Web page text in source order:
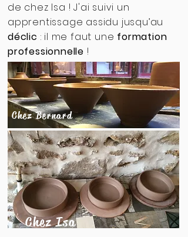
de chez Isa ! J'ai suivi un
apprentissage assidu jusqu’au
déclic : il me faut une formation
professionnelle !
Chez Bernard
Chez Isa